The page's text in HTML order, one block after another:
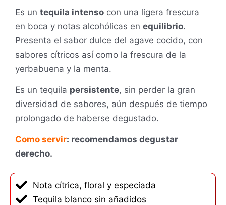
Es un tequila intenso con una ligera frescura
en boca y notas alcohólicas en equilibrio.
Presenta el sabor dulce del agave cocido, con
sabores cítricos así como la frescura de la
yerbabuena y la menta.
Es un tequila persistente, sin perder la gran
diversidad de sabores, aún después de tiempo
prolongado de haberse degustado.
Como servir: recomendamos degustar
derecho.
Nota cítrica, floral y especiada
Tequila blanco sin añadidos